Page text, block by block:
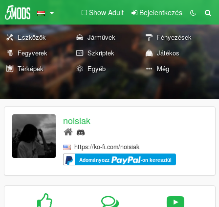
Show Adult Bejelentkezés
Eszközök Járművek
Fényezések
Fegyverek
Szkriptek
Játékos
Térképek
Egyéb Még
noisiak
https://ko-fi.com/noisiak
Adományozz -on keresztül